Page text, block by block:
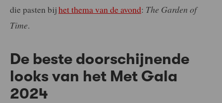
die pasten bijhet thema van de avond: The Garden of
Time.
De beste doorschijnende
looks van het Met Gala
2024